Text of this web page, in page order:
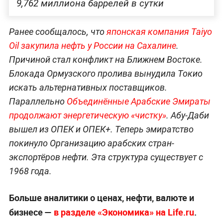
9,762 миллиона баррелей в сутки
Ранее сообщалось, чтояпонская компания Taiyo
Oil закупила нефть у России на Сахалине.
Причиной стал конфликт на Ближнем Востоке.
Блокада Ормузского пролива вынудила Токио
искать альтернативных поставщиков.
Параллельно Объединённые Арабские Эмираты
продолжают энергетическую «чистку». Абу-Даби
вышел из ОПЕК и ОПЕК+. Теперь эмиратство
покинуло Организацию арабских стран-
экспортёров нефти. Эта структура существует с
1968 года.
Больше аналитики о ценах, нефти, валюте и
бизнесе — в разделе «Экономика» на Life.ru.